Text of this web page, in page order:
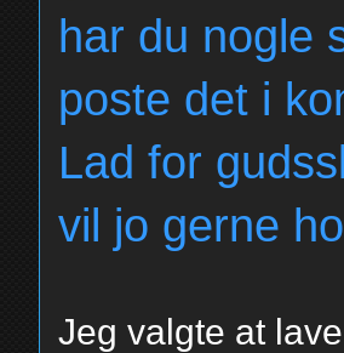
har du nogle
poste det i
Lad for
vil jo gerne
Jeg valgte at